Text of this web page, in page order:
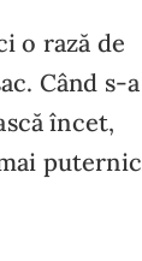
o rază de
Când s-a
încet,
puternic